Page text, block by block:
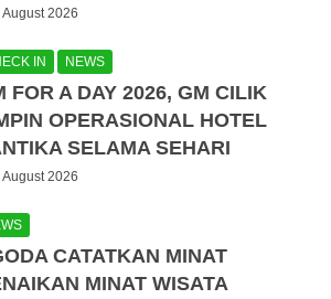
August 2026
IN NEWS
FOR A DAY 2026, GM CILIK
OPERASIONAL HOTEL
SELAMA SEHARI
August 2026
CATATKAN MINAT
MINAT WISATA